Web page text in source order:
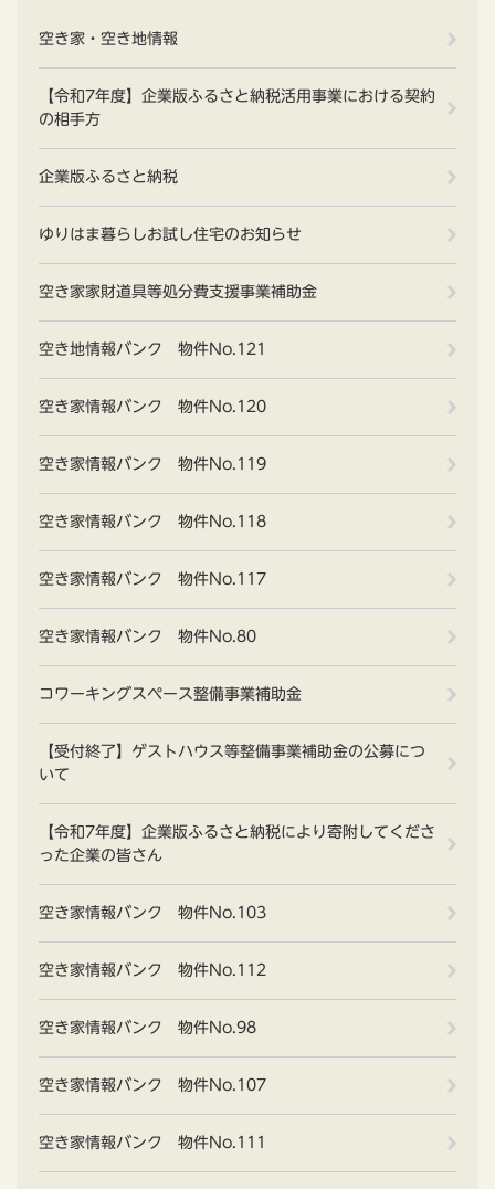
空き家・空き地情報
【令和7年度】企業版ふるさと納税活用事業における契約
の相手方
企業版ふるさと納税
ゆりはま暮らしお試し住宅のお知らせ
空き家家財道具等処分費支援事業補助金
空き地情報バンク 物件No.121
空き家情報バンク 物件No.120
空き家情報バンク 物件No.119
空き家情報バンク 物件No.118
空き家情報バンク 物件No.117
空き家情報バンク 物件No.80
コワーキングスペース整備事業補助金
【受付終了】ゲストハウス等整備事業補助金の公募につ
いて
【令和7年度】企業版ふるさと納税により寄附してくださ
った企業の皆さん
空き家情報バンク 物件No.103
空き家情報バンク 物件No.112
空き家情報バンク 物件No.98
空き家情報バンク 物件No.107
空き家情報バンク 物件No.111